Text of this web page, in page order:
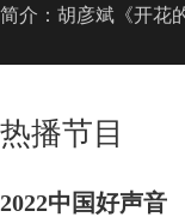
简介：胡彦斌《开花
热播节目
2022中国好声音